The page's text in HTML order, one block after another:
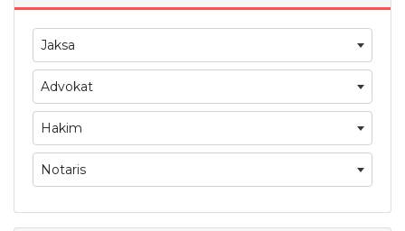
Jaksa
Advokat
Hakim
Notaris